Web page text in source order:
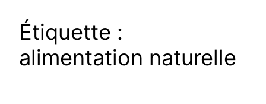
Étiquette :
alimentation naturelle